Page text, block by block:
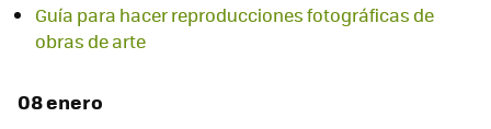
Guía para hacer reproducciones fotográficas de
obras de arte
08 enero